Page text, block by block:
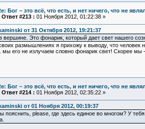
Бог – это всё, что есть, и нет ничего, что не
Ответ #213 : 01 Ноября 2012, 01:22:38 »
от 31 Октября 2012, 19:21:37
вершине. Это фонарик, который дает свет нашего
размышлениях я прихожу к выводу, что человек
мы его не излучаем словно фонарик свет! Скорее
Бог – это всё, что есть, и нет ничего, что не
Ответ #214 : 01 Ноября 2012, 02:35:22 »
от 01 Ноября 2012, 00:19:37
пояснить, please, где здесь единое во многом? У